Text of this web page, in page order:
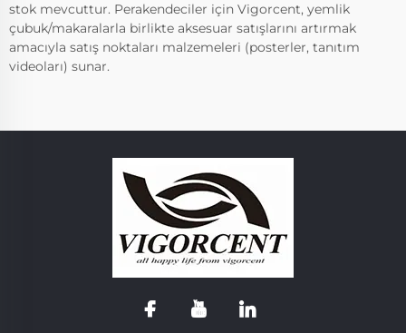
stok mevcuttur. Perakendeciler için Vigorcent, yemlik
çubuk/makaralarla birlikte aksesuar satışlarını artırmak
amacıyla satış noktaları malzemeleri (posterler, tanıtım
videoları) sunar.